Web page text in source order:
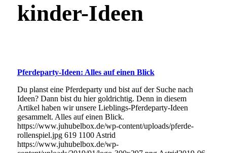
kinder-Ideen
Pferdeparty-Ideen: Alles auf einen Blick
Du planst eine Pferdeparty und bist auf der Suche nach
Ideen? Dann bist du hier goldrichtig. Denn in diesem
Artikel haben wir unsere Lieblings-Pferdeparty-Ideen
gesammelt. Alles auf einen Blick.
https://www.juhubelbox.de/wp-content/uploads/pferde-
rollenspiel.jpg 619 1100 Astrid
https://www.juhubelbox.de/wp-